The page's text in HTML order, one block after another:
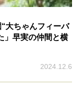
大ちゃんフィーバ
」早実の仲間と横
2024.12.6